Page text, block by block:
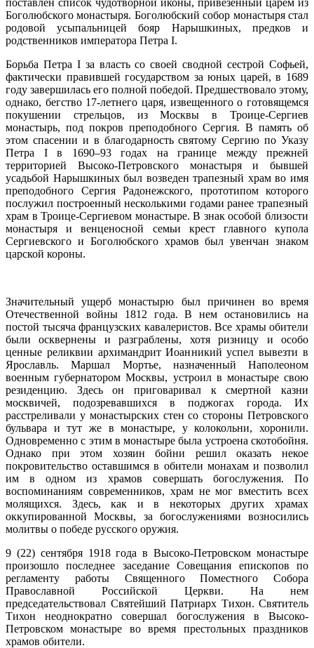
поставлен список чудотворной иконы, привезенный царем из
Боголюбского монастыря. Боголюбский собор монастыря стал
родовой усыпальницей бояр Нарышкиных, предков и
родственников императора Петра I.
Борьба Петра I за власть со своей сводной сестрой Софьей,
фактически правившей государством за юных царей, в 1689
году завершилась его полной победой. Предшествовало этому,
однако, бегство 17-летнего царя, извещенного о готовящемся
покушении стрельцов, из Москвы в Троице-Сергиев
монастырь, под покров преподобного Сергия. В память об
этом спасении и в благодарность святому Сергию по Указу
Петра I в 1690–93 годах на границе между прежней
территорией Высоко-Петровского монастыря и бывшей
усадьбой Нарышкиных был возведен трапезный храм во имя
преподобного Сергия Радонежского, прототипом которого
послужил построенный несколькими годами ранее трапезный
храм в Троице-Сергиевом монастыре. В знак особой близости
монастыря и венценосной семьи крест главного купола
Сергиевского и Боголюбского храмов был увенчан знаком
царской короны.
Значительный ущерб монастырю был причинен во время
Отечественной войны 1812 года. В нем остановились на
постой тысяча французских кавалеристов. Все храмы обители
были осквернены и разграблены, хотя ризницу и особо
ценные реликвии архимандрит Иоанникий успел вывезти в
Ярославль. Маршал Мортье, назначенный Наполеоном
военным губернатором Москвы, устроил в монастыре свою
резиденцию. Здесь он приговаривал к смертной казни
москвичей, подозревавшихся в поджогах города. Их
расстреливали у монастырских стен со стороны Петровского
бульвара и тут же в монастыре, у колокольни, хоронили.
Одновременно с этим в монастыре была устроена скотобойня.
Однако при этом хозяин бойни решил оказать некое
покровительство оставшимся в обители монахам и позволил
им в одном из храмов совершать богослужения. По
воспоминаниям современников, храм не мог вместить всех
молящихся. Здесь, как и в некоторых других храмах
оккупированной Москвы, за богослужениями возносились
молитвы о победе русского оружия.
9 (22) сентября 1918 года в Высоко-Петровском монастыре
произошло последнее заседание Совещания епископов по
регламенту работы Священного Поместного Собopa
Православной Российской Церкви. На нем
председательствовал Святейший Патриарх Тихон. Святитель
Тихон неоднократно совершал богослужения в Высоко-
Петровском монастыре во время престольных праздников
храмов обители.